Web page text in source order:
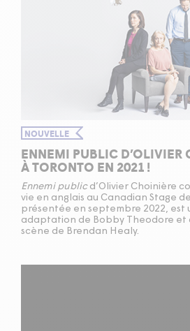
NOUVELLE
ENNEMI PUBLIC D’OLIVIER
À TORONTO EN 2021 !
Ennemi publicd’Olivier Choinière
vie en anglais au Canadian Stage
présentée en septembre 2022, est
adaptation de Bobby Theodore et
scène de Brendan Healy.